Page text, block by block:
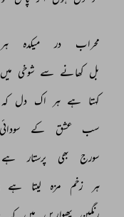
محراب در میکدہ ہر
بل کھانے سے شوخی میں
کہتا ہے ہر اک دل کہ
سب
عشق کے سودائی
سورج
بھی پرستار ہے
ہر
زخم مزہ لیتا ہے